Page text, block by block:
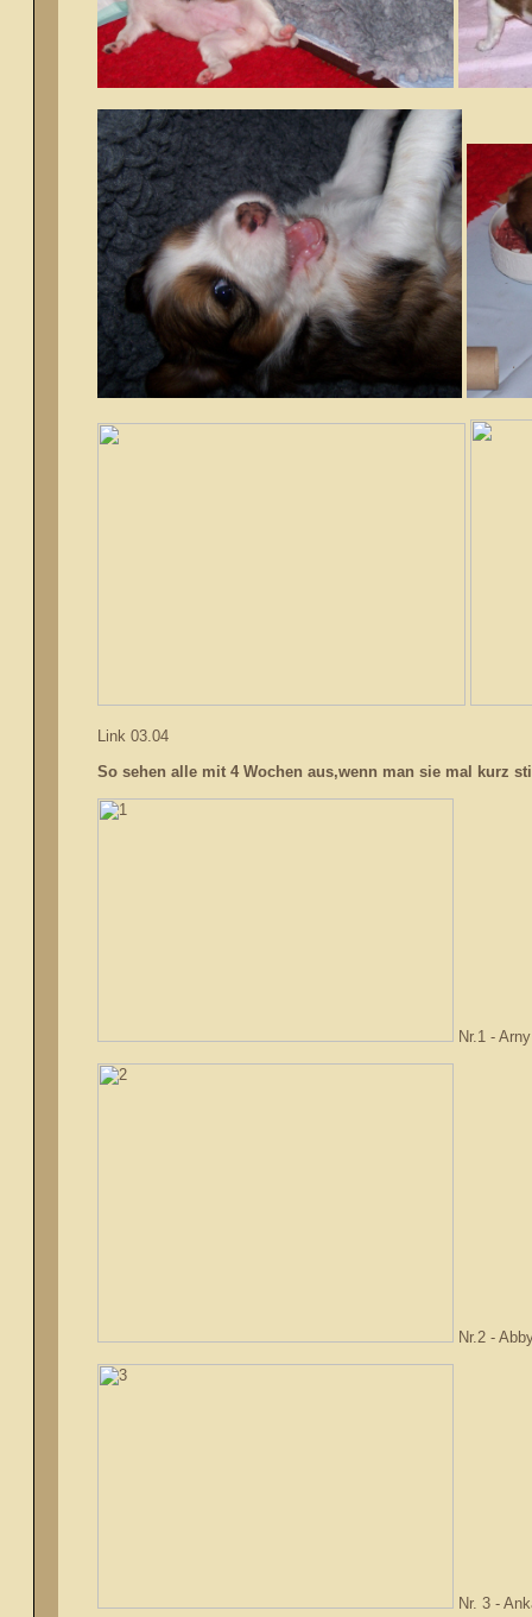
Link 03.04
So sehen alle mit 4 Wochen aus,wenn man sie mal kurz
Nr.1 - Arny
Nr.2 -
Nr. 3 -